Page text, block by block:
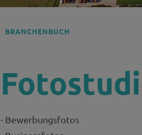
BRANCHENBUCH
- Bewerbungsfotos